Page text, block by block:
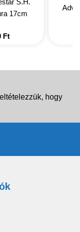
S.H.
17cm
Ft
hogy